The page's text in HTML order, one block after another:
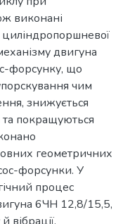
виконані
циліндропоршневої
двигуна
форсунку, що
чим
знижується
покращуються
геометричних
форсунки. У
процес
6ЧН 12,8/15,5,